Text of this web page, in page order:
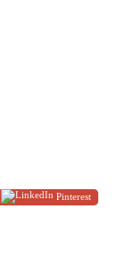
Pinterest